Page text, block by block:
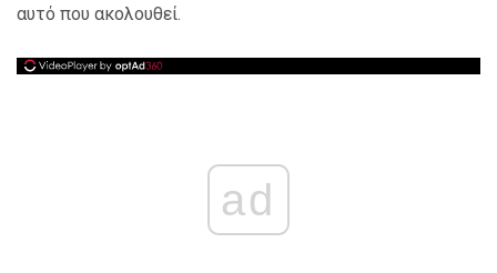
αυτό που ακολουθεί.
ad